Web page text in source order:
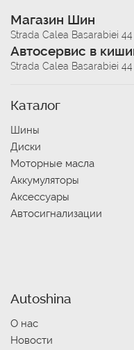
Магазин Шин
Strada Calea Basarabiei 44
Автосервис в
Strada Calea Basarabiei 44
Каталог
Шины
Диски
Моторные масла
Аккумуляторы
Аксессуары
Автосигнализации
Autoshina
О нас
Новости